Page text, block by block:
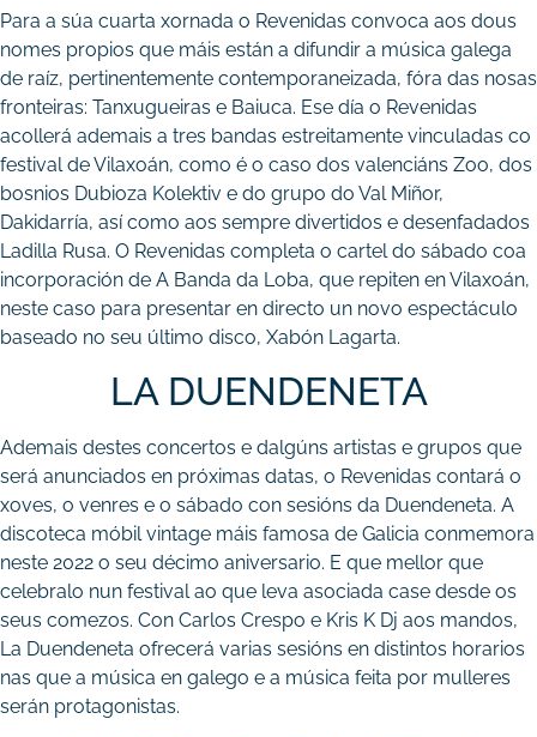
Para a súa cuarta xornada o Revenidas convoca aos dous
nomes propios que máis están a difundir a música galega
de raíz, pertinentemente contemporaneizada, fóra das nosas
fronteiras: Tanxugueiras e Baiuca. Ese día o Revenidas
acollerá ademais a tres bandas estreitamente vinculadas co
festival de Vilaxoán, como é o caso dos valenciáns Zoo, dos
bosnios Dubioza Kolektiv e do grupo do Val Miñor,
Dakidarría, así como aos sempre divertidos e desenfadados
Ladilla Rusa. O Revenidas completa o cartel do sábado coa
incorporación de A Banda da Loba, que repiten en Vilaxoán,
neste caso para presentar en directo un novo espectáculo
baseado no seu último disco, Xabón Lagarta.
LA DUENDENETA
Ademais destes concertos e dalgúns artistas e grupos que
será anunciados en próximas datas, o Revenidas contará o
xoves, o venres e o sábado con sesións da Duendeneta. A
discoteca móbil vintage máis famosa de Galicia conmemora
neste 2022 o seu décimo aniversario. E que mellor que
celebralo nun festival ao que leva asociada case desde os
seus comezos. Con Carlos Crespo e Kris K Dj aos mandos,
La Duendeneta ofrecerá varias sesións en distintos horarios
nas que a música en galego e a música feita por mulleres
serán protagonistas.